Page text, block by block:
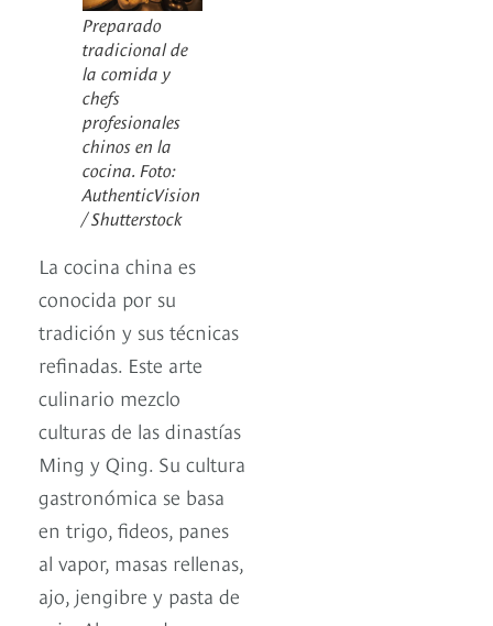
Preparado
tradicional de
la comida y
chefs
profesionales
chinos en la
cocina. Foto:
AuthenticVision
/ Shutterstock
La cocina china es
conocida por su
tradición y sus técnicas
refinadas. Este arte
culinario mezclo
culturas de las dinastías
Ming y Qing. Su cultura
gastronómica se basa
en trigo, fideos, panes
al vapor, masas rellenas,
ajo, jengibre y pasta de